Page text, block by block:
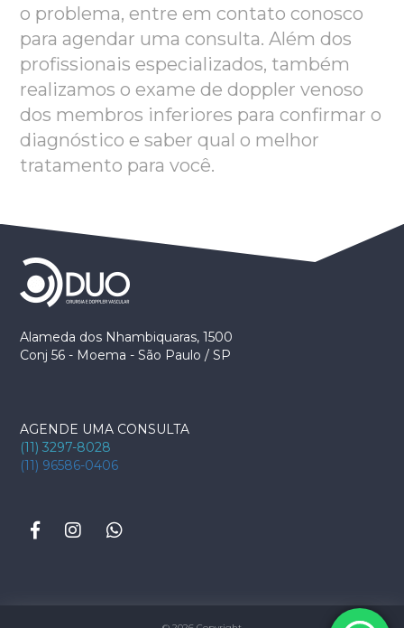
o problema, entre em contato conosco
para agendar uma consulta. Além dos
profissionais especializados, também
realizamos o exame de doppler venoso
dos membros inferiores para confirmar o
diagnóstico e saber qual o melhor
tratamento para você.
Alameda dos Nhambiquaras, 1500
Conj 56 - Moema - São Paulo / SP
AGENDE UMA CONSULTA
(11) 3297-8028
(11) 96586-0406